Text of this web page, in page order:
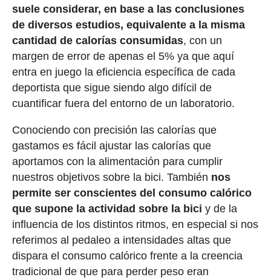
suele considerar, en base a las conclusiones
de diversos estudios, equivalente a la misma
cantidad de calorías consumidas, con un
margen de error de apenas el 5% ya que aquí
entra en juego la eficiencia específica de cada
deportista que sigue siendo algo difícil de
cuantificar fuera del entorno de un laboratorio.
Conociendo con precisión las calorías que
gastamos es fácil ajustar las calorías que
aportamos con la alimentación para cumplir
nuestros objetivos sobre la bici. También nos
permite ser conscientes del consumo calórico
que supone la actividad sobre la bici y de la
influencia de los distintos ritmos, en especial si nos
referimos al pedaleo a intensidades altas que
dispara el consumo calórico frente a la creencia
tradicional de que para perder peso eran